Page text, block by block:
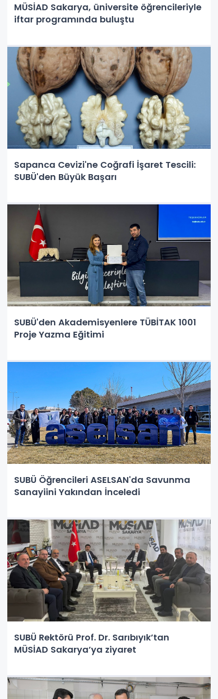
MÜSİAD Sakarya, üniversite öğrencileriyle
iftar programında buluştu
Sapanca Cevizi'ne Coğrafi İşaret Tescili:
SUBÜ'den Büyük Başarı
SUBÜ'den Akademisyenlere TÜBİTAK 1001
Proje Yazma Eğitimi
SUBÜ Öğrencileri ASELSAN'da Savunma
Sanayiini Yakından İnceledi
SUBÜ Rektörü Prof. Dr. Sarıbıyık’tan
MÜSİAD Sakarya’ya ziyaret